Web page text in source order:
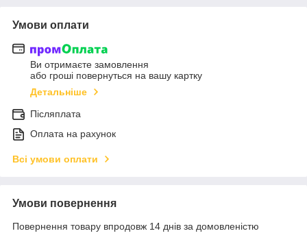
Умови оплати
Ви отримаєте замовлення
або гроші повернуться на вашу картку
Детальніше
Післяплата
Оплата на рахунок
Всі умови оплати
Умови повернення
Повернення товару впродовж 14 днів за домовленістю